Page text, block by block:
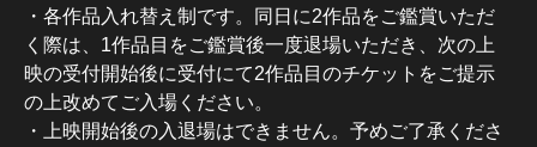
・各作品入れ替え制です。同日に2作品をご鑑賞いただ
く際は、1作品目をご鑑賞後一度退場いただき、次の上
映の受付開始後に受付にて2作品目のチケットをご提示
の上改めてご入場ください。
・上映開始後の入退場はできません。予めご了承くださ